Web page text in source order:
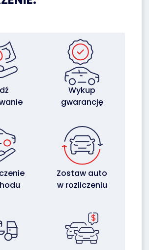
Wykup
gwarancję
Zostaw auto
w rozliczeniu